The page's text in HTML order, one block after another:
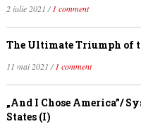
2 iulie 2021 /1 comment
The Ultimate Triumph of
11 mai 2021 /1 comment
„And I Chose America”/
States (I)